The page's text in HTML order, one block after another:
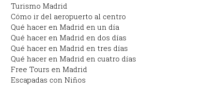
Turismo Madrid
Cómo ir del aeropuerto al centro
Qué hacer en Madrid en un día
Qué hacer en Madrid en dos días
Qué hacer en Madrid en tres días
Qué hacer en Madrid en cuatro días
Free Tours en Madrid
Escapadas con Niños